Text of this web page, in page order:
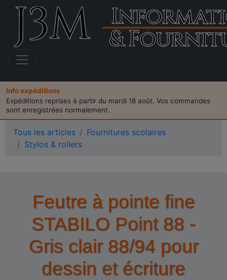
Info expéditions
Expéditions reprises à partir du mardi 18 août. Vos commandes
sont enregistrées normalement.
Tous les articles
Fournitures scolaires
Stylos & rollers
Feutre à pointe fine
STABILO Point 88 -
Gris clair 88/94 pour
dessin et écriture